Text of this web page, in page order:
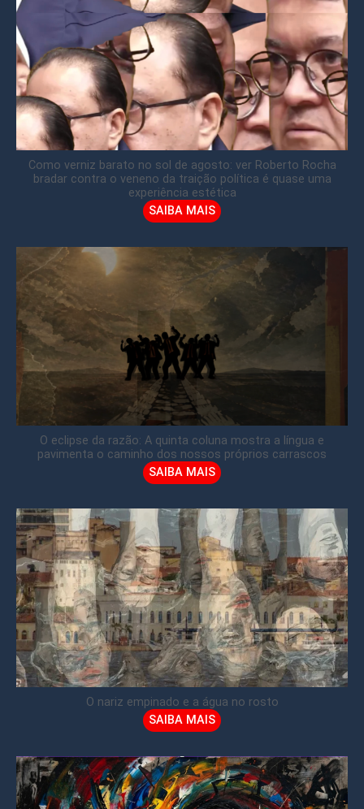
Como verniz barato no sol de agosto: ver Roberto Rocha
bradar contra o veneno da traição política é quase uma
experiência estética
SAIBA MAIS
O eclipse da razão: A quinta coluna mostra a língua e
pavimenta o caminho dos nossos próprios carrascos
SAIBA MAIS
O nariz empinado e a água no rosto
SAIBA MAIS